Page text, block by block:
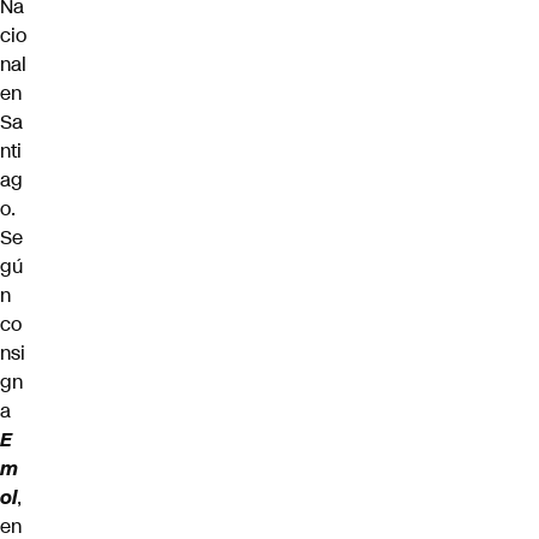
Na
cio
nal
en
Sa
nti
ag
o.
Se
gú
n
co
nsi
gn
a
E
m
ol,
en